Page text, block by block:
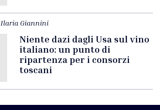
Ilaria Giannini
Niente dazi dagli Usa sul vino
italiano: un punto di
ripartenza per i consorzi
toscani